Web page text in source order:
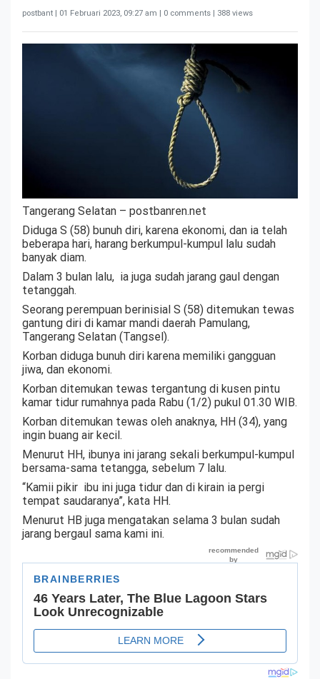
postbant | 01 Februari 2023, 09:27 am | 0 comments | 388 views
Tangerang Selatan – postbanren.net
Diduga S (58) bunuh diri, karena ekonomi, dan ia telah
beberapa hari, harang berkumpul-kumpul lalu sudah
banyak diam.
Dalam 3 bulan lalu, ia juga sudah jarang gaul dengan
tetanggah.
Seorang perempuan berinisial S (58) ditemukan tewas
gantung diri di kamar mandi daerah Pamulang,
Tangerang Selatan (Tangsel).
Korban diduga bunuh diri karena memiliki gangguan
jiwa, dan ekonomi.
Korban ditemukan tewas tergantung di kusen pintu
kamar tidur rumahnya pada Rabu (1/2) pukul 01.30 WIB.
Korban ditemukan tewas oleh anaknya, HH (34), yang
ingin buang air kecil.
Menurut HH, ibunya ini jarang sekali berkumpul-kumpul
bersama-sama tetangga, sebelum 7 lalu.
“Kamii pikir ibu ini juga tidur dan di kirain ia pergi
tempat saudaranya”, kata HH.
Menurut HB juga mengatakan selama 3 bulan sudah
jarang bergaul sama kami ini.